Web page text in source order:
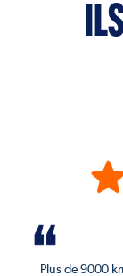
Plus de 9000